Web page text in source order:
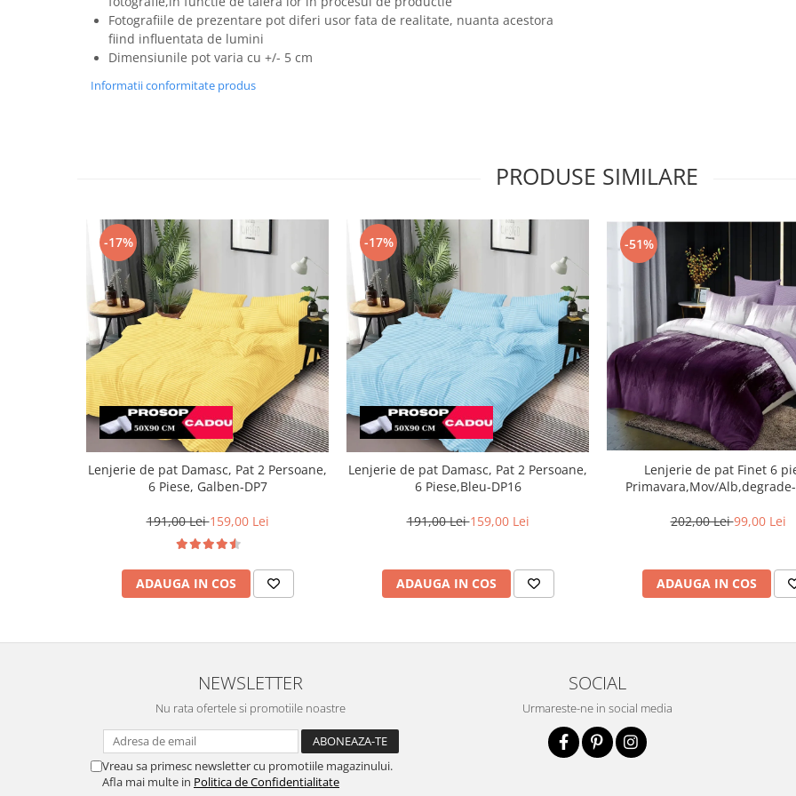
Fotografiile de prezentare pot diferi usor fata de realitate, nuanta acestora
fiind influentata de lumini
Dimensiunile pot varia cu +/- 5 cm
Informatii conformitate produs
PRODUSE SIMILARE
-17%
Lenjerie de pat Damasc, Pat 2 Persoane,
6 Piese, Galben-DP7
191,00 Lei159,00 Lei
ADAUGA IN COS
-17%
Lenjerie de pat Damasc, Pat 2 Persoane,
6 Piese,Bleu-DP16
191,00 Lei159,00 Lei
ADAUGA IN COS
-51%
Lenjerie de pat Finet 6
Primavara,Mov/
202,00 Lei99,00 Lei
ADAUGA IN COS
NEWSLETTER
Nu rata ofertele si promotiile noastre
Vreau sa primesc newsletter cu promotiile magazinului.
Afla mai multe in Politica de Confidentialitate
SOCIAL
Urmareste-ne in social media